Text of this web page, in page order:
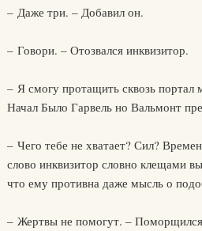
– Даже три. – Добавил он.
– Говори. – Отозвался инквизитор.
– Я смогу протащить сквозь
Начал Было Гарвель но Вальмонт
– Чего тебе не хватает? Сил?
слово инквизитор словно клещами
что ему противна даже мысль о
– Жертвы не помогут. –